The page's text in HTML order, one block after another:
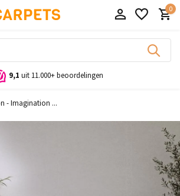
0
9,1 uit 11.000+ beoordelingen
- Imagination ...